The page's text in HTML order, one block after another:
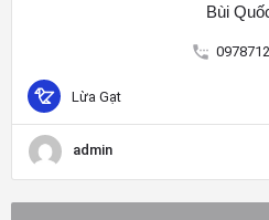
Bùi
Lừa Gạt
admin